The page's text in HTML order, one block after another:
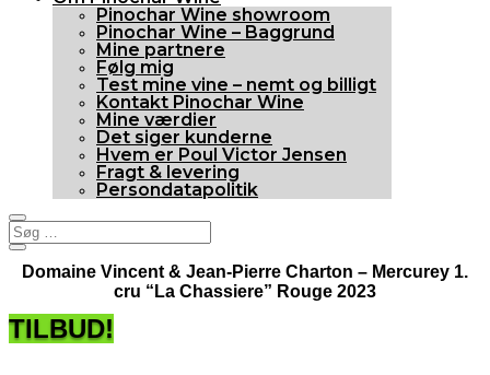
Pinochar Wine showroom
Pinochar Wine – Baggrund
Mine partnere
Følg mig
Test mine vine – nemt og billigt
Kontakt Pinochar Wine
Mine værdier
Det siger kunderne
Hvem er Poul Victor Jensen
Fragt & levering
Persondatapolitik
Domaine Vincent & Jean-Pierre Charton – Mercurey 1.
cru “La Chassiere” Rouge 2023
TILBUD!